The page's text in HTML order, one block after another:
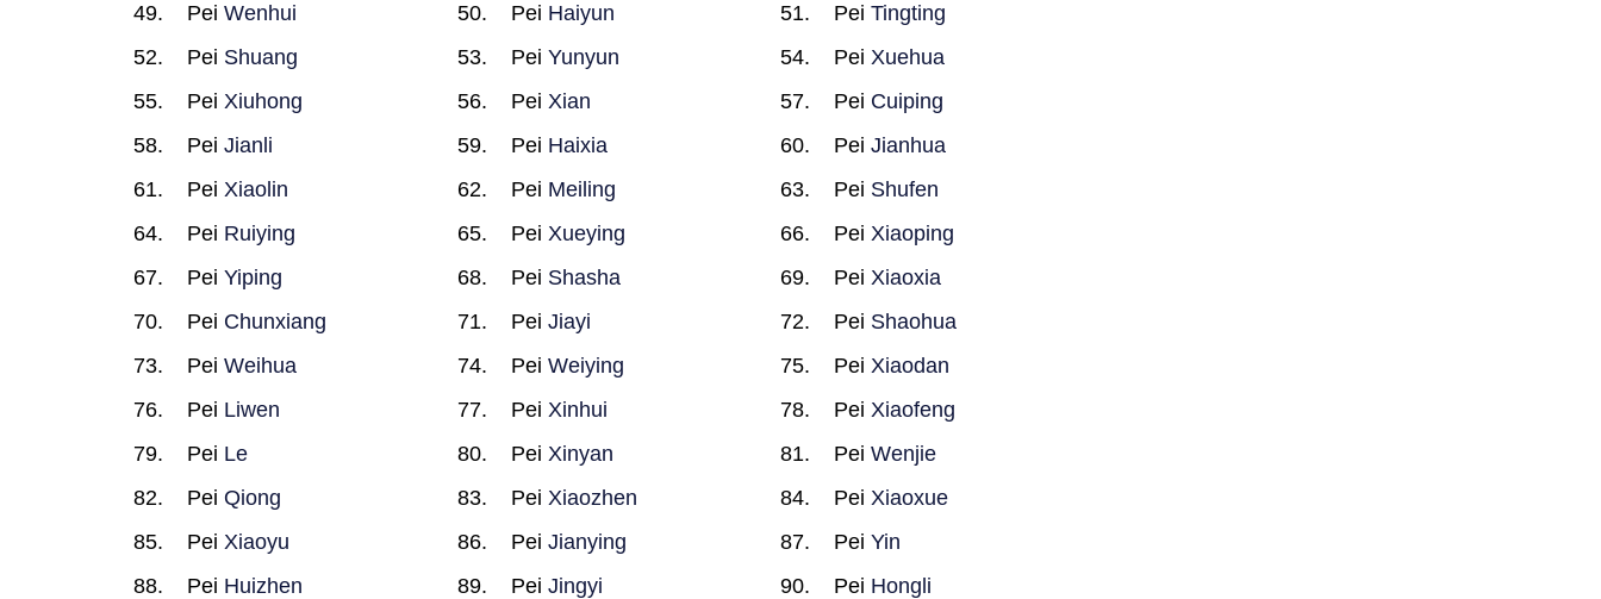
Pei Wenhui Pei Haiyun PeiTingting
Pei Shuang Pei Yunyun PeiXuehua
Pei Xiuhong Pei Xian Pei Cuiping
Pei Jianli Pei Haixia PeiJianhua
Pei Xiaolin Pei Meiling Pei Shufen
Pei Ruiying Pei Xueying PeiXiaoping
Pei Yiping Pei Shasha PeiXiaoxia
Pei Chunxiang Pei Jiayi Pei Shaohua
Pei Weihua Pei Weiying PeiXiaodan
Pei Liwen Pei Xinhui PeiXiaofeng
Pei Le Pei Xinyan PeiWenjie
Pei Qiong Pei Xiaozhen PeiXiaoxue
Pei Xiaoyu Pei Jianying PeiYin
Pei Huizhen Pei Jingyi Pei Hongli